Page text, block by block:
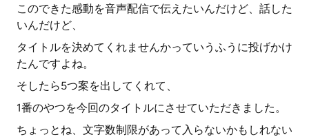
このできた感動を音声配信で伝えたいんだけど、話した
いんだけど、
タイトルを決めてくれませんかっていうふうに投げかけ
たんですよね。
そしたら5つ案を出してくれて、
1番のやつを今回のタイトルにさせていただきました。
ちょっとね、文字数制限があって入らないかもしれない